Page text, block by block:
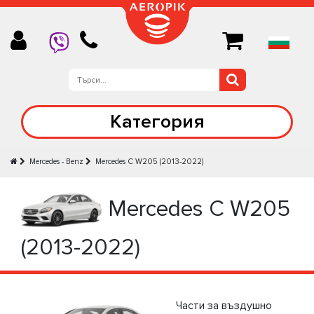
Категория
Mercedes - Benz Mercedes C W205 (2013-2022)
Mercedes C W205
(2013-2022)
Части за въздушно